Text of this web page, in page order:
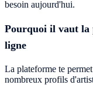
besoin aujourd'hui.
Pourquoi il vaut la
ligne
La plateforme te
nombreux profils